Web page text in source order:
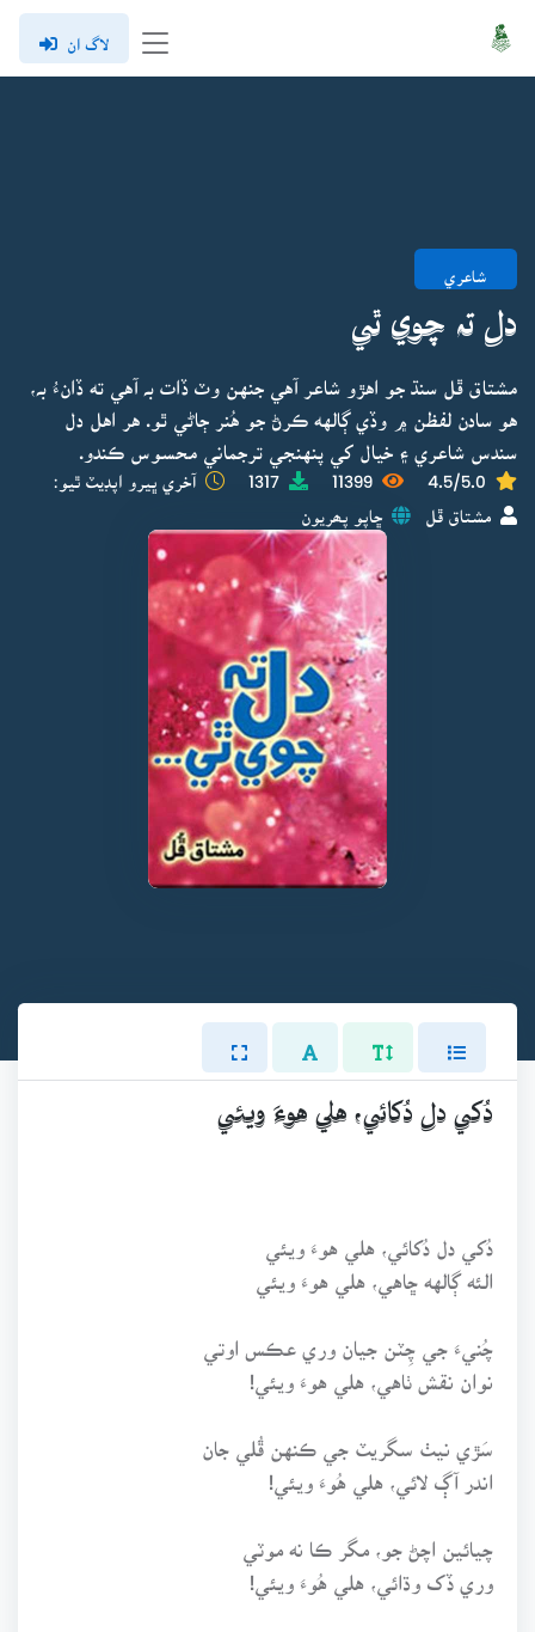
لاگ ان
شاعري
دل تہ چوي ٿي
مشتاق ڦل سنڌ جو اهڙو شاعر آهي جنهن وٽ ڏات بہ آهي ته ڏانءُ بہ،
هو سادن لفظن ۾ وڏي ڳالهه ڪرڻ جو هُنر ڄاڻي ٿو. هر اهل دل
سندس شاعري ۽ خيال کي پنهنجي ترجماني محسوس ڪندو.
4.5/5.0
11399
1317 آخري ڀيرو اپڊيٽ ٿيو:
مشتاق ڦل ڇاپو پھريون
دُکي دل دُکائي، هلي هوءَ ويئي
دُکي دل دُکائي، هلي هوءَ ويئي
الئه ڳالهه ڇاهي، هلي هوءَ ويئي
چُنيءَ جي چِٽن جيان وري عڪس اوتي
نوان نقش ٺاهي، هلي هوءَ ويئي!
سَڙي نيٺ سگريٽ جي ڪنهن ڦُلي جان
اندر آڳ لائي، هلي هُوءَ ويئي!
چيائين اچڻ جو، مگر ڪا نه موٽي
وري ڏک وڌائي، هلي هُوءَ ويئي!